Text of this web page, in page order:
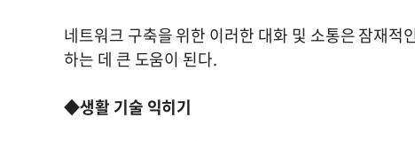
네트워크 구축을 위한 이러한 대화 및 소통은 잠재
하는 데 큰 도움이 된다.
◆생활 기술 익히기